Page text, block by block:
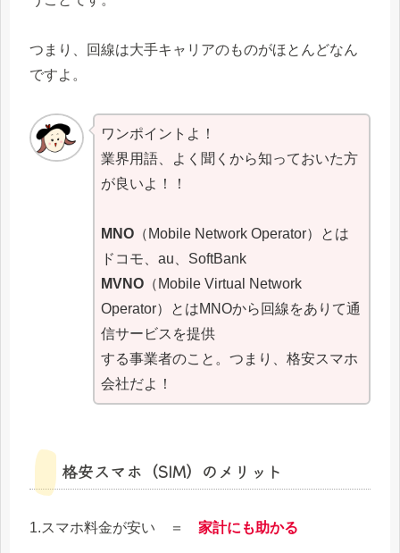
つまり、回線は大手キャリアのものがほとんどなん
ですよ。
ワンポイントよ！
業界用語、よく聞くから知っておいた方
が良いよ！！
MNO （Mobile Network Operator）とは
ドコモ、au、SoftBank
MVNO （Mobile Virtual Network
Operator）とはMNOから回線をありて通
信サービスを提供
する事業者のこと。つまり、格安スマホ
会社だよ！
格安スマホ（SIM）のメリット
1.スマホ料金が安い ＝ 家計にも助かる